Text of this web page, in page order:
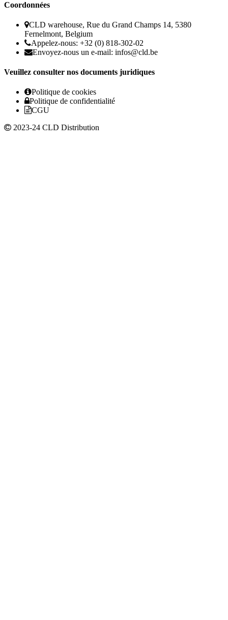
Coordonnées
CLD warehouse, Rue du Grand Champs 14, 5380
Fernelmont, Belgium
Appelez-nous: +32 (0) 818-302-02
Envoyez-nous un e-mail: infos@cld.be
Veuillez consulter nos documents juridiques
Politique de cookies
Politique de confidentialité
CGU
2023-24 CLD Distribution